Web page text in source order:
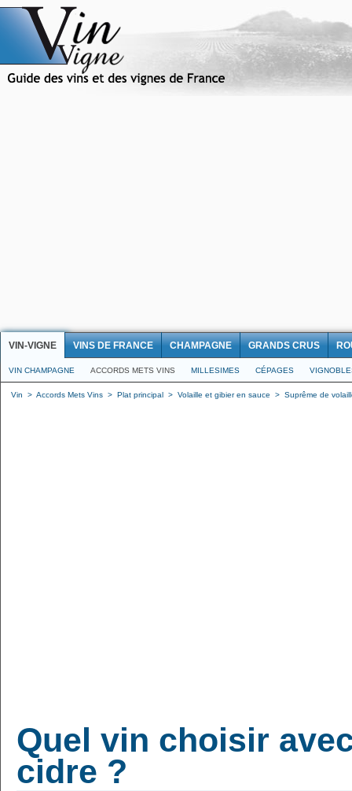
VIN-VIGNE VINS DE FRANCE CHAMPAGNE GRANDS CRUS
VIN CHAMPAGNE ACCORDS METS VINS MILLESIMES CÉPAGES
Vin > Accords Mets Vins > Plat principal > Volaille et gibier en sauce > Suprême de
Quel vin choisir
cidre ?